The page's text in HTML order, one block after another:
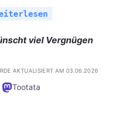
viel Vergnügen
AKTUALISIERT AM 03.06.2026
Tootata